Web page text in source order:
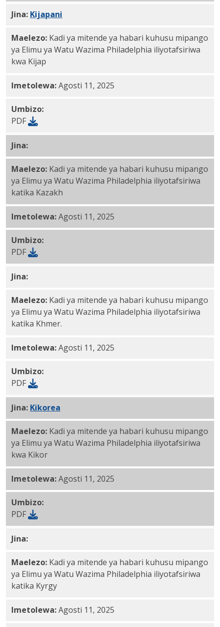
Jina: Kijapani
Maelezo: Kadi ya mitende ya habari kuhusu mipango
ya Elimu ya Watu Wazima Philadelphia iliyotafsiriwa
kwa Kijap
Imetolewa:Agosti 11, 2025
Umbizo:
PDF
Jina:Kazakhstan PDF
Maelezo: Kadi ya mitende ya habari kuhusu mipango
ya Elimu ya Watu Wazima Philadelphia iliyotafsiriwa
katika Kazakh
Imetolewa:Agosti 11, 2025
Umbizo:
PDF
Jina:Khmer PDF
Maelezo: Kadi ya mitende ya habari kuhusu mipango
ya Elimu ya Watu Wazima Philadelphia iliyotafsiriwa
katika Khmer.
Imetolewa:Agosti 11, 2025
Umbizo:
PDF
Jina: Kikorea
Maelezo: Kadi ya mitende ya habari kuhusu mipango
ya Elimu ya Watu Wazima Philadelphia iliyotafsiriwa
kwa Kikor
Imetolewa:Agosti 11, 2025
Umbizo:
PDF
Jina:Kyrgyz PDF
Maelezo: Kadi ya mitende ya habari kuhusu mipango
ya Elimu ya Watu Wazima Philadelphia iliyotafsiriwa
katika Kyrgy
Imetolewa:Agosti 11, 2025